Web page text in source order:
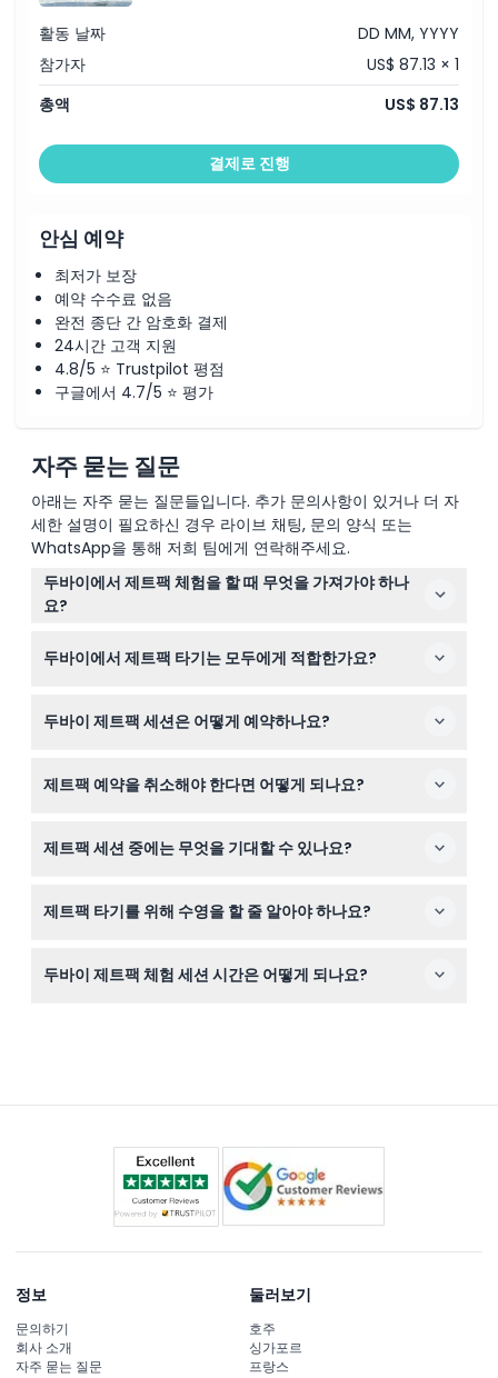
활동 날짜
DD MM, YYYY
참가자
US$ 87.13 × 1
총액
US$ 87.13
결제로 진행
안심 예약
최저가 보장
예약 수수료 없음
완전 종단 간 암호화 결제
24시간 고객 지원
4.8/5 ⭐ Trustpilot 평점
구글에서 4.7/5 ⭐ 평가
자주 묻는 질문
아래는 자주 묻는 질문들입니다. 추가 문의사항이 있거나 더 자
세한 설명이 필요하신 경우 라이브 채팅, 문의 양식 또는
WhatsApp을 통해 저희 팀에게 연락해주세요.
두바이에서 제트팩 체험을 할 때 무엇을 가져가야 하나
요?
참하세요. 편안한 수영복을 입으면 세션을 더욱 즐길 수 있
두바이에서 제트팩 타기는 모두에게 적합한가요?
용객에게 적합합니다. 최근 6개월 내 수술을 받았거나 임신
두바이 제트팩 세션은 어떻게 예약하나요?
할 수 있습니다. 원하는 날짜와 시간을 선택한 후 예약 안내
제트팩 예약을 취소해야 한다면 어떻게 되나요?
체 수수료가 발생할 수 있습니다. 24시간 이내 취소나 무단
제트팩 세션 중에는 무엇을 기대할 수 있나요?
포함되며, 이후 20분 동안 물 위 20~30피트 높이에서 비행
제트팩 타기를 위해 수영을 할 줄 알아야 하나요?
필요하며, 안전 지침을 꼼꼼히 따라야 합니다.
두바이 제트팩 체험 세션 시간은 어떻게 되나요?
정보
문의하기
회사 소개
자주 묻는 질문
둘러보기
호주
싱가포르
프랑스